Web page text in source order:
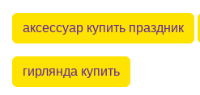
аксессуар купить праздник
гирлянда купить